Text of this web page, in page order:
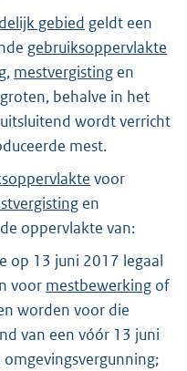
gebied geldt een
gebruiksoppervlakte
, mestvergisting en
behalve in het
wordt verricht
mest.
voor
en
oppervlakte van:
op 13 juni 2017 legaal
voor mestbewerking of
worden voor die
van een vóór 13 juni